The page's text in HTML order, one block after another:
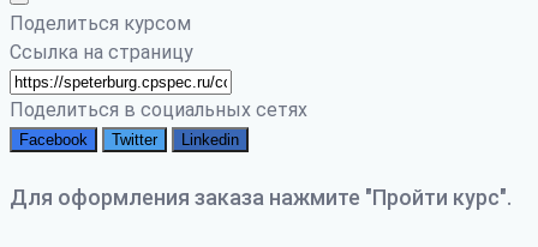
Поделиться курсом
Ссылка на страницу
Поделиться в социальных сетях
Facebook Twitter Linkedin
Для оформления заказа нажмите "Пройти курс".